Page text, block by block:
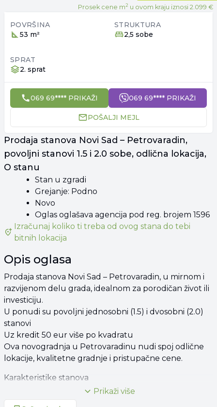
Prosek cene m2 u ovom kraju iznosi 2.099 €
POVRŠINA
53 m²
STRUKTURA
2,5 sobe
SPRAT
2. sprat
069 69**** PRIKAŽI 069 69**** PRIKAŽI
POŠALJI MEJL
Prodaja stanova Novi Sad – Petrovaradin,
povoljni stanovi 1.5 i 2.0 sobe, odlična lokacija,
O stanu
Stan u zgradi
Grejanje: Podno
Novo
Oglas oglašava agencija pod reg. brojem 1596
Izračunaj koliko ti treba odovog stana do tebi
bitnih lokacija
Opis oglasa
Prodaja stanova Novi Sad – Petrovaradin, u mirnom i
razvijenom delu grada, idealnom za porodičan život ili
investiciju.
U ponudi su povoljni jednosobni (1.5) i dvosobni (2.0)
stanovi
Uz kredit 50 eur više po kvadratu
Ova novogradnja u Petrovaradinu nudi spoj odlične
lokacije, kvalitetne gradnje i pristupačne cene.
Karakteristike stanova
Struktura stanova: 1.5 i 2.0 sobe
Prikaži više